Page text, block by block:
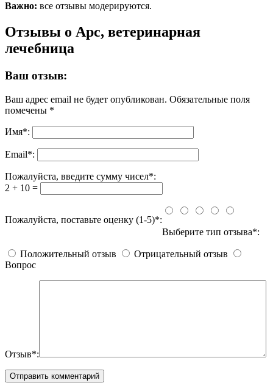
Важно: все отзывы модерируются.
Отзывы о Арс, ветеринарная
лечебница
Ваш отзыв:
Ваш адрес email не будет опубликован. Обязательные поля
помечены *
Имя*:
Email*:
Пожалуйста, введите сумму чисел*:
2 + 10 =
Пожалуйста, поставьте оценку (1-5)*:
Выберите тип отзыва*:
Положительный отзыв
Отрицательный отзыв
Вопрос
Отзыв*: